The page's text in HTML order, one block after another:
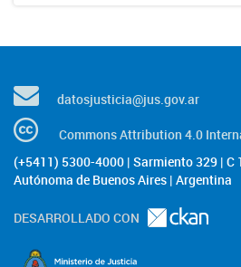
datosjusticia@jus.gov.ar
Commons Attribution 4.0
(+5411) 5300-4000 | Sarmiento 329 | C
Autónoma de Buenos Aires | Argentina
DESARROLLADO CON